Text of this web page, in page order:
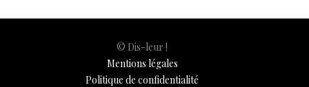
© Dis-leur !
Mentions légales
Politique de confidentialité